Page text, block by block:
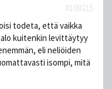
#109215
todeta, että vaikka
kuitenkin levittäytyy
eli neliöiden
isompi, mitä